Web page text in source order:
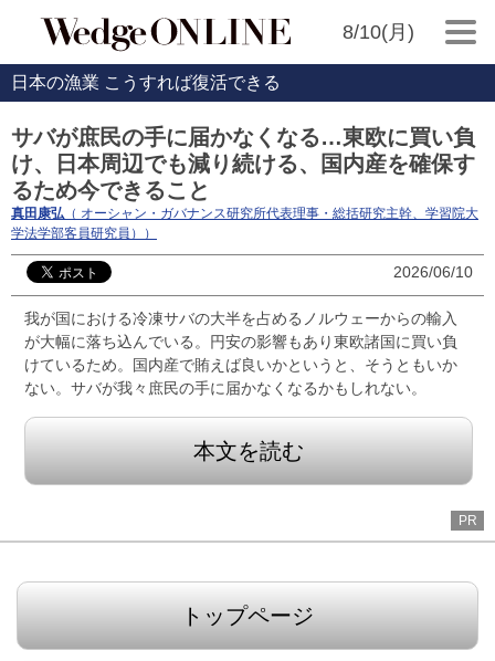
8/10(月)
日本の漁業 こうすれば復活できる
サバが庶民の手に届かなくなる…東欧に買い負
け、日本周辺でも減り続ける、国内産を確保す
るため今できること
真田康弘 （ オーシャン・ガバナンス研究所代表理事・総括研究主幹、学習院大
学法学部客員研究員））
2026/06/10
我が国における冷凍サバの大半を占めるノルウェーからの輸入
が大幅に落ち込んでいる。円安の影響もあり東欧諸国に買い負
けているため。国内産で賄えば良いかというと、そうともいか
ない。サバが我々庶民の手に届かなくなるかもしれない。
本文を読む
PR
トップページ